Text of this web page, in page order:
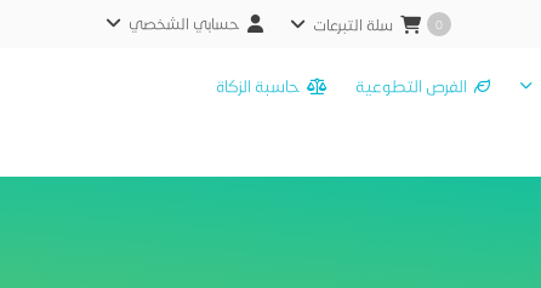
0 سلة التبرعات حسابي الشخصي
الفرص التطوعية حاسبة الزكاة